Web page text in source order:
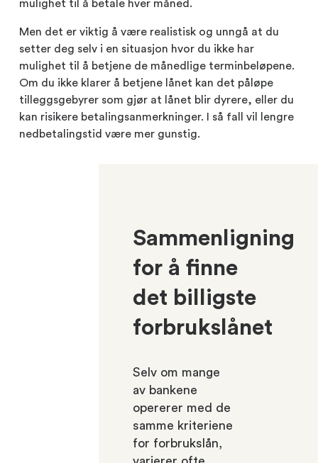
mulighet til å betale hver måned.
Men det er viktig å være realistisk og unngå at du
setter deg selv i en situasjon hvor du ikke har
mulighet til å betjene de månedlige terminbeløpene.
Om du ikke klarer å betjene lånet kan det påløpe
tilleggsgebyrer som gjør at lånet blir dyrere, eller du
kan risikere betalingsanmerkninger. I så fall vil lengre
nedbetalingstid være mer gunstig.
Sammenligning
for å finne
det billigste
forbrukslånet
Selv om mange
av bankene
opererer med de
samme kriteriene
for forbrukslån,